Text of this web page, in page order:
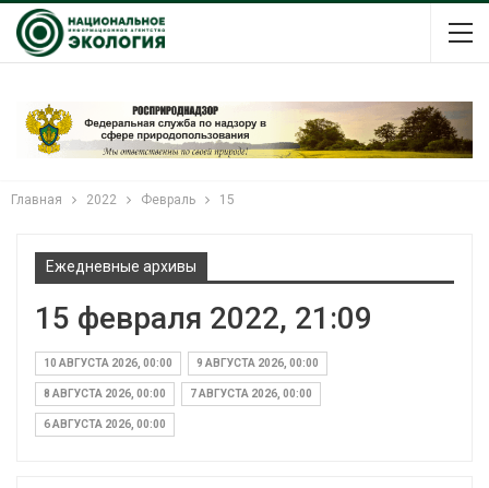
Главная 2022 Февраль 15
Ежедневные архивы
15 февраля 2022, 21:09
10 АВГУСТА 2026, 00:00 9 АВГУСТА 2026, 00:00
8 АВГУСТА 2026, 00:00 7 АВГУСТА 2026, 00:00
6 АВГУСТА 2026, 00:00